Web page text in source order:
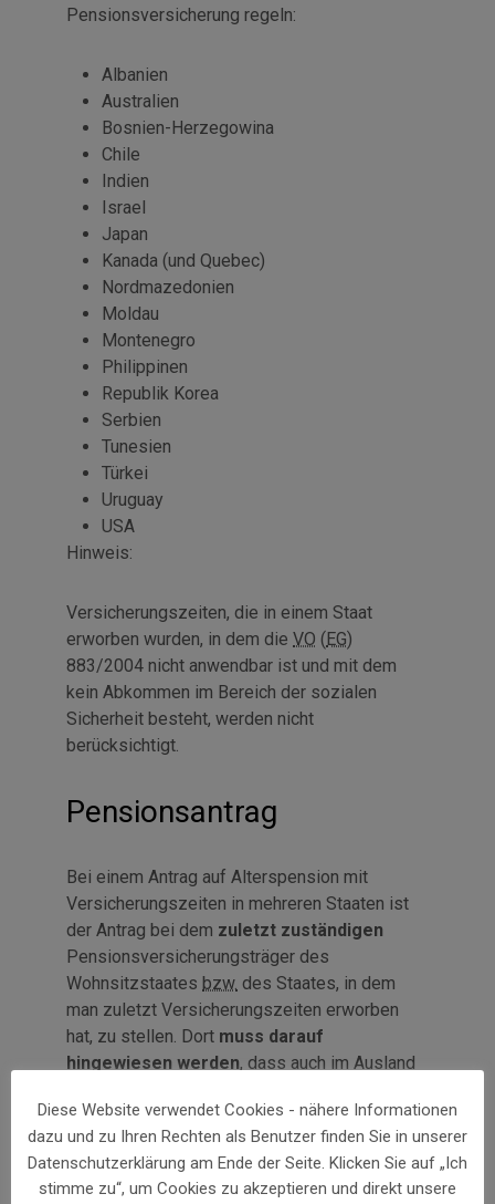
Pensionsversicherung regeln:
Albanien
Australien
Bosnien-Herzegowina
Chile
Indien
Israel
Japan
Kanada (und Quebec)
Nordmazedonien
Moldau
Montenegro
Philippinen
Republik Korea
Serbien
Tunesien
Türkei
Uruguay
USA
Hinweis:
Versicherungszeiten, die in einem Staat
erworben wurden, in dem die VO (EG)
883/2004 nicht anwendbar ist und mit dem
kein Abkommen im Bereich der sozialen
Sicherheit besteht, werden nicht
berücksichtigt.
Pensionsantrag
Bei einem Antrag auf Alterspension mit
Versicherungszeiten in mehreren Staaten ist
der Antrag bei dem zuletzt zuständigen
Pensionsversicherungsträger des
Wohnsitzstaates bzw. des Staates, in dem
man zuletzt Versicherungszeiten erworben
hat, zu stellen. Dort muss darauf
hingewiesen werden, dass auch im Ausland
jedoch nicht notwendig, in jedem Vertragsstaat
eine Pension gesondert zu beantragen. Der
Pensionsversicherungsträger, bei dem der
Antrag gestellt wurde, leitetautomatischdas
Diese Website verwendet Cookies - nähere Informationen
dazu und zu Ihren Rechten als Benutzer finden Sie in unserer
Datenschutzerklärung am Ende der Seite. Klicken Sie auf „Ich
stimme zu“, um Cookies zu akzeptieren und direkt unsere